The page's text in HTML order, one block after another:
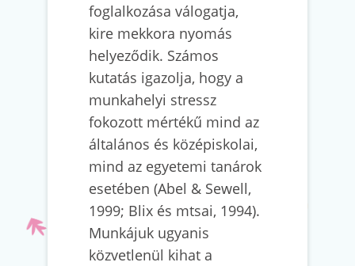
foglalkozása válogatja,
kire mekkora nyomás
helyeződik. Számos
kutatás igazolja, hogy a
munkahelyi stressz
fokozott mértékű mind az
általános és középiskolai,
mind az egyetemi tanárok
esetében (Abel & Sewell,
1999; Blix és mtsai, 1994).
Munkájuk ugyanis
közvetlenül kihat a